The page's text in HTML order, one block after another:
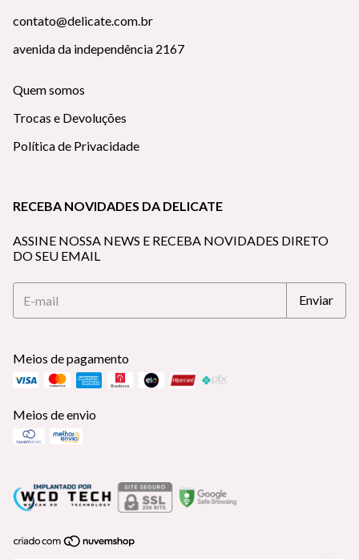
contato@delicate.com.br
avenida da independência 2167
Quem somos
Trocas e Devoluções
Política de Privacidade
RECEBA NOVIDADES DA DELICATE
ASSINE NOSSA NEWS E RECEBA NOVIDADES DIRETO
DO SEU EMAIL
Meios de pagamento
Meios de envio